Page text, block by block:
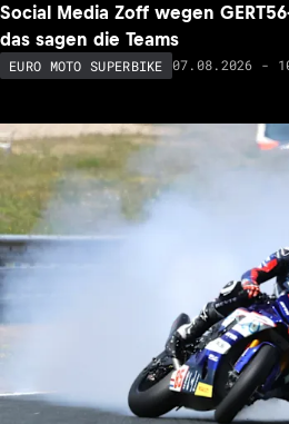
Social Media Zoff wegen
das sagen die Teams
EURO MOTO SUPERBIKE 07.08.2026 -